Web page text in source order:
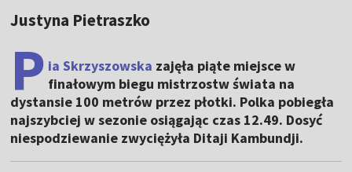
Justyna Pietraszko
P ia Skrzyszowska zajęła piąte miejsce w
finałowym biegu mistrzostw świata na
dystansie 100 metrów przez płotki. Polka pobiegła
najszybciej w sezonie osiągając czas 12.49. Dosyć
niespodziewanie zwyciężyła Ditaji Kambundji.